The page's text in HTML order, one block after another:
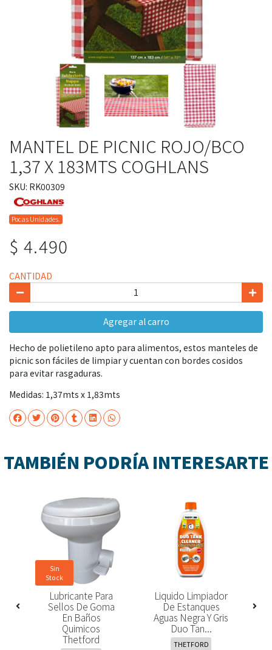
MANTEL DE PICNIC ROJO/BCO
1,37 X 183MTS COGHLANS
SKU: RK00309
Pocas Unidades.
$ 4.490
CANTIDAD
Agregar al carro
Hecho de polietileno apto para alimentos, estos manteles de
picnic son fáciles de limpiar y cuentan con bordes cosidos
para evitar rasgaduras.
Medidas: 1,37mts x 1,83mts
TAMBIÉN PODRÍA INTERESARTE
Sin
Stock
Lubricante Para
Sellos De Goma
En Baños
Quimicos
Thetford
Liquido Limpiador
De Estanques
Aguas Negra Y Gris
Duo Tan...
THETFORD